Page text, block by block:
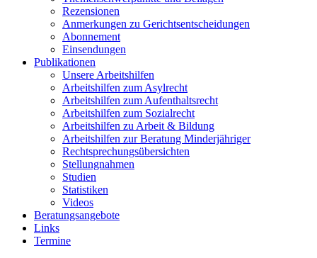
Rezensionen
Anmerkungen zu Gerichtsentscheidungen
Abonnement
Einsendungen
Publikationen
Unsere Arbeitshilfen
Arbeitshilfen zum Asylrecht
Arbeitshilfen zum Aufenthaltsrecht
Arbeitshilfen zum Sozialrecht
Arbeitshilfen zu Arbeit & Bildung
Arbeitshilfen zur Beratung Minderjähriger
Rechtsprechungsübersichten
Stellungnahmen
Studien
Statistiken
Videos
Beratungsangebote
Links
Termine